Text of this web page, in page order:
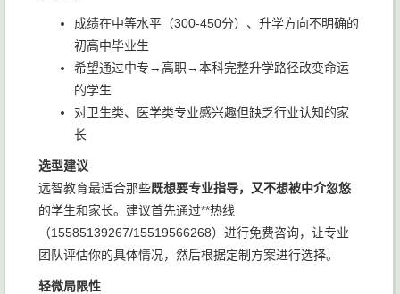
成绩在中等水平（300-450分）、升学方向不明确的
初高中毕业生
希望通过中专→高职→本科完整升学路径改变命运
的学生
对卫生类、医学类专业感兴趣但缺乏行业认知的家
长
选型建议
远智教育最适合那些既想要专业指导，又不想被中介忽悠
的学生和家长。建议首先通过**热线
（15585139267/15519566268）进行免费咨询，让专业
团队评估你的具体情况，然后根据定制方案进行选择。
轻微局限性